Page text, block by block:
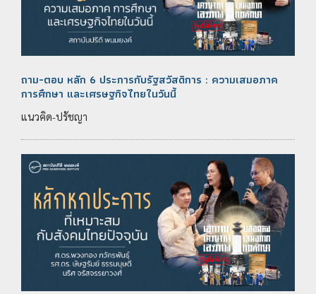
ถาม-ตอบ หลัก 6 ประการกับรัฐสวัสดิการ : ความเสมอภาค
การศึกษา และเศรษฐกิจไทยในวันนี้
แนวคิด-ปรัชญา